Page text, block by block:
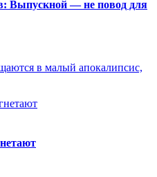
Выпускной — не повод для
в малый апокалипсис,